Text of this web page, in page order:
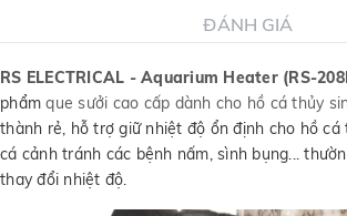
ĐÁNH GIÁ
RS ELECTRICAL - Aquarium Heater (RS-
phẩmque sưởi cao cấp dành cho hồ cá thủy
thành rẻ, hỗ trợ giữ nhiệt độ ổn định cho hồ cá
cá cảnh tránh các bệnh nấm, sình bụng...
thay đổi nhiệt độ.